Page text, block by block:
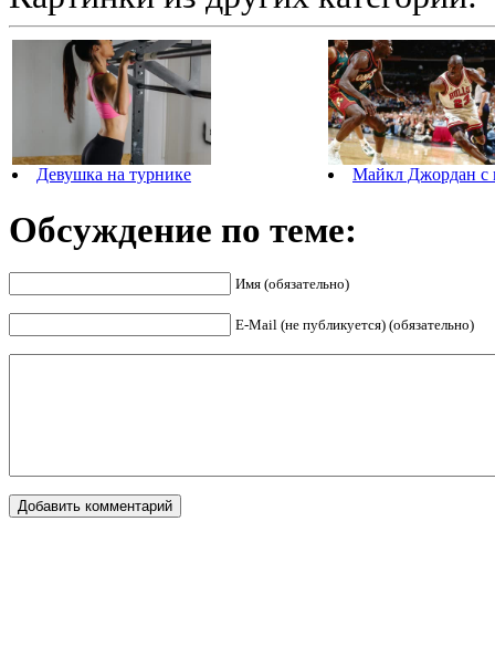
Девушка на турнике Майкл Джордан с
Обсуждение по теме:
Имя (обязательно)
E-Mail (не публикуется) (обязательно)